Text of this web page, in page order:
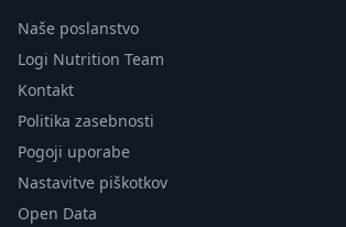
Naše poslanstvo
Logi Nutrition Team
Kontakt
Politika zasebnosti
Pogoji uporabe
Nastavitve piškotkov
Open Data